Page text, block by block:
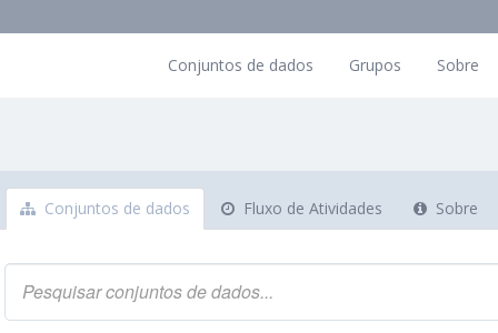
Conjuntos de dados Grupos Sobre
Conjuntos de dados Fluxo de Atividades Sobre